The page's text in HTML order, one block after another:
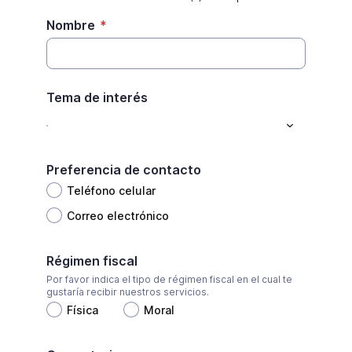
Nombre *
Tema de interés
Preferencia de contacto
Teléfono celular
Correo electrónico
Régimen fiscal
Por favor indica el tipo de régimen fiscal en el cual te
gustaría recibir nuestros servicios.
Física Moral